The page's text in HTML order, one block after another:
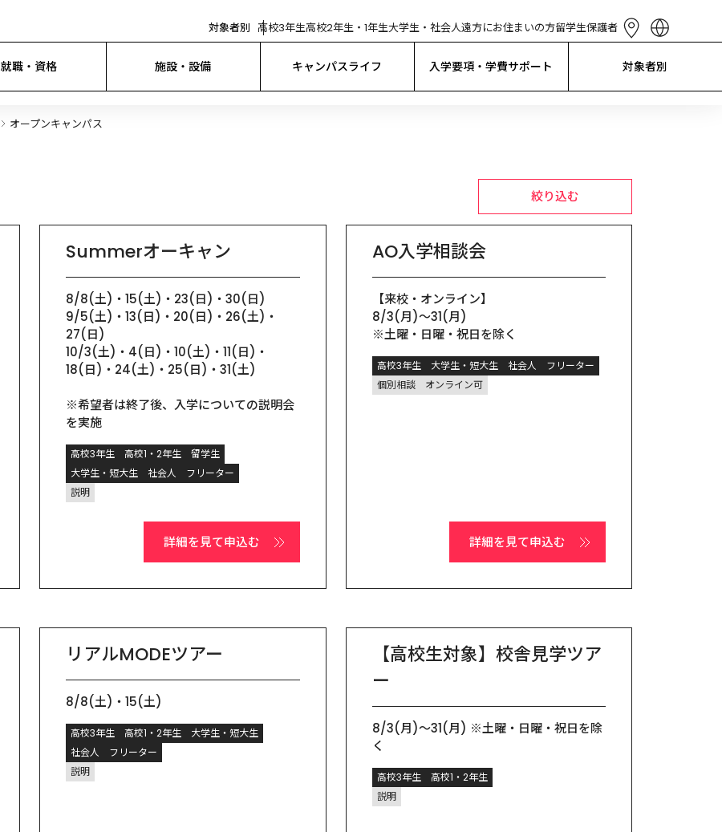
対象者別 高校3年生高校2年生・1年生大学生・社会人遠方にお住まいの方留学生保護者
简体中文
就職・資格 施設・設備 キャンパスライフ 入学要項・学費サポート 対象者別
オープンキャンパス
絞り込む
Summerオーキャン
8/8(土)・15(土)・23(日)・30(日)
9/5(土)・13(日)・20(日)・26(土)・
27(日)
10/3(土)・4(日)・10(土)・11(日)・
18(日)・24(土)・25(日)・31(土)
※希望者は終了後、入学についての説明会
を実施
高校3年生 高校1・2年生
留学生
大学生・短大生
社会人
フリーター
説明
詳細を見て申込む
AO入学相談会
【来校・オンライン】
8/3(月)〜31(月)
※土曜・日曜・祝日を除く
高校3年生 大学生・短大生 社会人
フリーター
個別相談
オンライン可
詳細を見て申込む
リアルMODEツアー
8/8(土)・15(土)
高校3年生 高校1・2年生
大学生・短大生
社会人
フリーター
説明
【高校生対象】校舎見学ツア
ー
8/3(月)～31(月) ※土曜・日曜・祝日を除
く
高校3年生
高校1・2年生
説明